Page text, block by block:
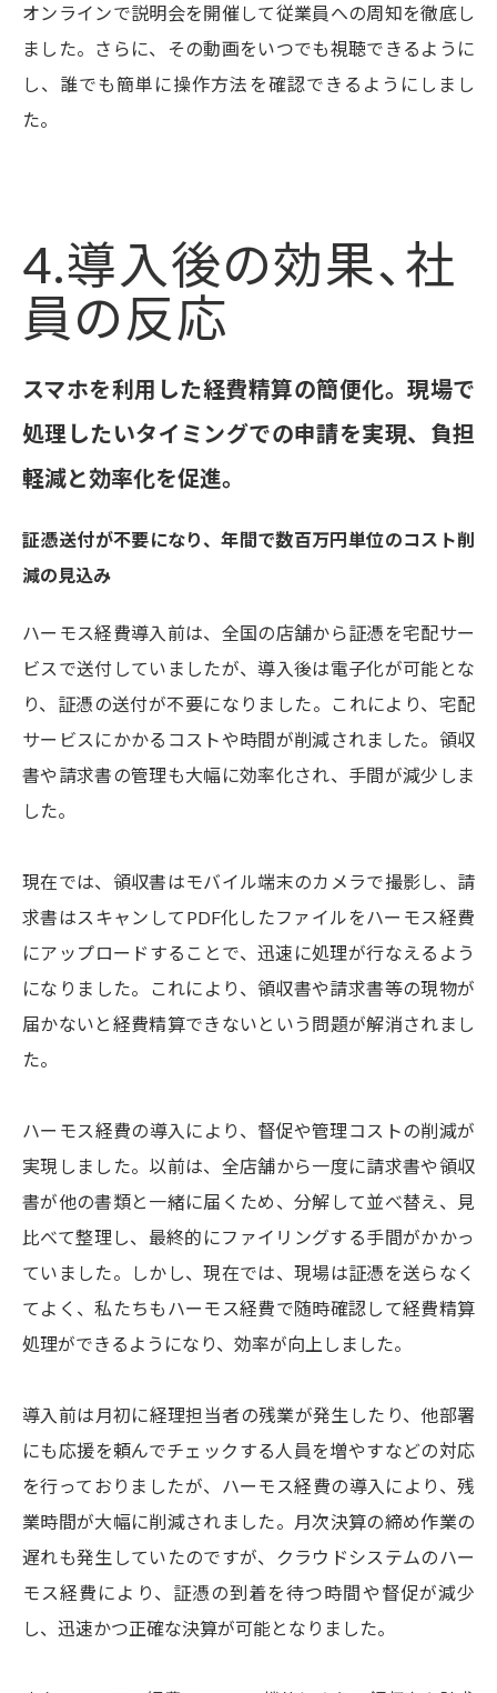
オンラインで説明会を開催して従業員への周知を徹底し
ました。さらに、その動画をいつでも視聴できるように
し、誰でも簡単に操作方法を確認できるようにしまし
た。
4.導入後の効果、社
員の反応
スマホを利用した経費精算の簡便化。現場で
処理したいタイミングでの申請を実現、負担
軽減と効率化を促進。
証憑送付が不要になり、年間で数百万円単位のコスト削
減の見込み
ハーモス経費導入前は、全国の店舗から証憑を宅配サー
ビスで送付していましたが、導入後は電子化が可能とな
り、証憑の送付が不要になりました。これにより、宅配
サービスにかかるコストや時間が削減されました。領収
書や請求書の管理も大幅に効率化され、手間が減少しま
した。
現在では、領収書はモバイル端末のカメラで撮影し、請
求書はスキャンしてPDF化したファイルをハーモス経費
にアップロードすることで、迅速に処理が行なえるよう
になりました。これにより、領収書や請求書等の現物が
届かないと経費精算できないという問題が解消されまし
た。
ハーモス経費の導入により、督促や管理コストの削減が
実現しました。以前は、全店舗から一度に請求書や領収
書が他の書類と一緒に届くため、分解して並べ替え、見
比べて整理し、最終的にファイリングする手間がかかっ
ていました。しかし、現在では、現場は証憑を送らなく
てよく、私たちもハーモス経費で随時確認して経費精算
処理ができるようになり、効率が向上しました。
導入前は月初に経理担当者の残業が発生したり、他部署
にも応援を頼んでチェックする人員を増やすなどの対応
を行っておりましたが、ハーモス経費の導入により、残
業時間が大幅に削減されました。月次決算の締め作業の
遅れも発生していたのですが、クラウドシステムのハー
モス経費により、証憑の到着を待つ時間や督促が減少
し、迅速かつ正確な決算が可能となりました。